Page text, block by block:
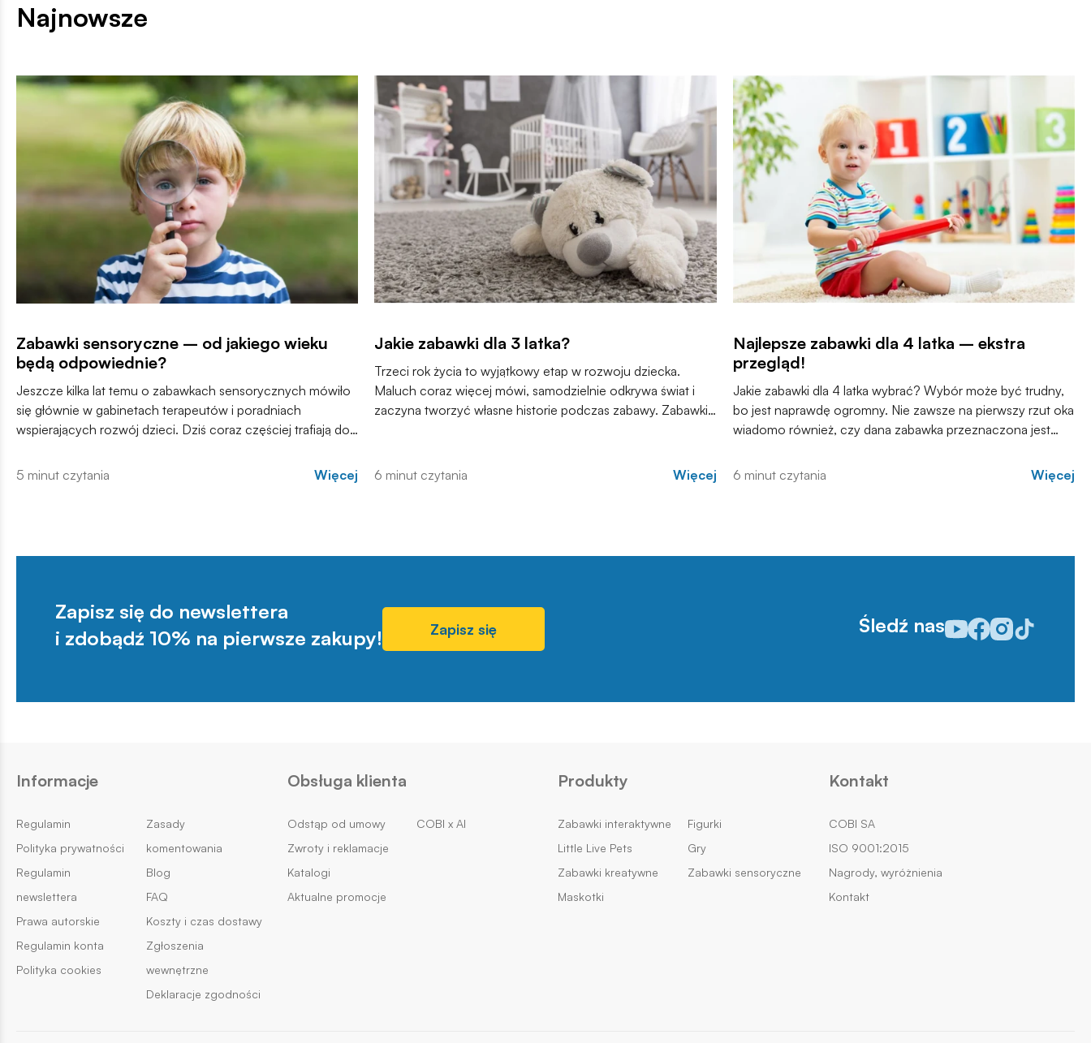
Najnowsze
Zabawki sensoryczne – od jakiego wieku
będą odpowiednie?
Jeszcze kilka lat temu o zabawkach sensorycznych mówiło
się głównie w gabinetach terapeutów i poradniach
wspierających rozwój dzieci. Dziś coraz częściej trafiają do
zabawki sensoryczne będą odpowiednie?
5 minut czytania Więcej
Jakie zabawki dla 3 latka?
Trzeci rok życia to wyjątkowy etap w rozwoju dziecka.
Maluch coraz więcej mówi, samodzielnie odkrywa świat i
zaczyna tworzyć własne historie podczas zabawy. Zabawki
kreatywność, koordynację ruchową, a przede wszystkim
6 minut czytania Więcej
Najlepsze zabawki dla 4 latka – ekstra
przegląd!
Jakie zabawki dla 4 latka wybrać? Wybór może być trudny,
bo jest naprawdę ogromny. Nie zawsze na pierwszy rzut oka
wiadomo również, czy dana zabawka przeznaczona jest
konkretnych propozycji podpowiadamy także, na co
6 minut czytania Więcej
Zapisz się do newslettera
i zdobądź 10% na pierwsze zakupy!
Zapisz się Śledź nasOdwiedź nasz profil w
Odwiedź nasz profil w
Odwiedź nasz
Odwiedź
Informacje
Regulamin
Polityka prywatności
Regulamin
newslettera
Prawa autorskie
Regulamin konta
Polityka cookies
Zasady
komentowania
Blog
FAQ
Koszty i czas dostawy
Zgłoszenia
wewnętrzne
Deklaracje zgodności
Obsługa klienta
Odstąp od umowy
Zwroty i reklamacje
Katalogi
Aktualne promocje
COBI x AI
Produkty
Zabawki interaktywne
Little Live Pets
Zabawki kreatywne
Maskotki
Figurki
Gry
Zabawki sensoryczne
Kontakt
COBI SA
ISO 9001:2015
Nagrody, wyróżnienia
Kontakt